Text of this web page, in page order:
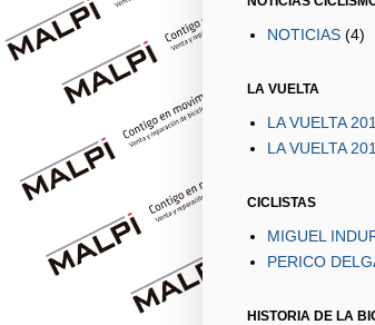
NOTICIAS (4)
LA VUELTA
LA VUELTA
LA VUELTA
CICLISTAS
MIGUEL
PERICO
HISTORIA DE LA